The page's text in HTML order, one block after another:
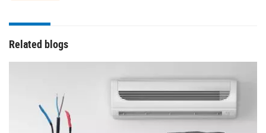
Related blogs